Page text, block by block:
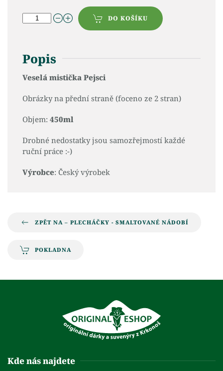
DO KOŠÍKU
Popis
Veselá mistička Pejsci
Obrázky na přední straně (foceno ze 2 stran)
Objem: 450ml
Drobné nedostatky jsou samozřejmostí každé
ruční práce :-)
Výrobce: Český výrobek
ZPĚT NA – PLECHÁČKY - SMALTOVANÉ NÁDOBÍ
POKLADNA
Kde nás najdete